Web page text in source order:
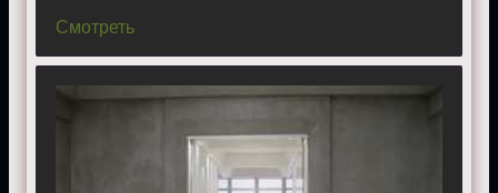
Смотреть